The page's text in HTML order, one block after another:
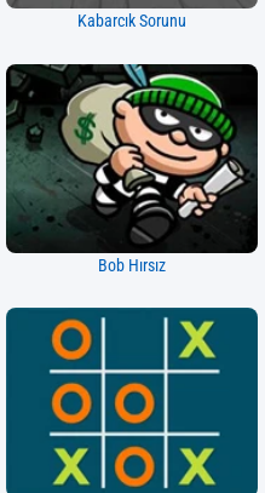
Kabarcık Sorunu
Bob Hırsız